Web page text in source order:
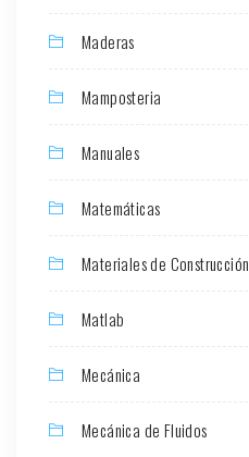
Maderas
Mamposteria
Manuales
Matemáticas
Materiales de Construcción
Matlab
Mecánica
Mecánica de Fluidos